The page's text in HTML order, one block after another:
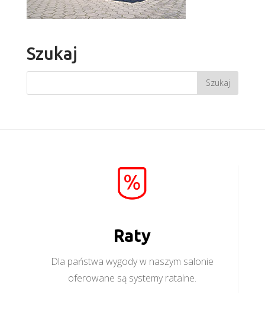
Szukaj
Raty
Dla państwa wygody w naszym salonie
oferowane są systemy ratalne.